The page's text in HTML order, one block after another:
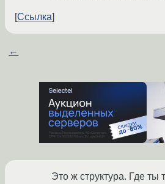
Ссылка
←
Это ж структура. Где ты